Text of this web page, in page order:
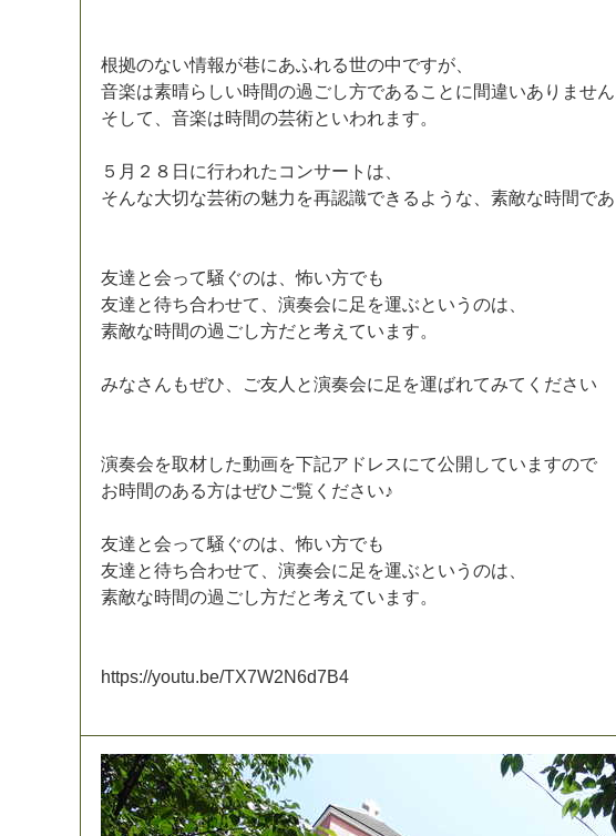
根拠のない情報が巷にあふれる世の中ですが
音楽は素晴ら しい時間の過 ごし方である こ と に 間違いあ り ま せん
そ して 音楽は時間の芸術と いわれま す。
５ 月 ２ ８ 日 に行われた コ ンサー ト は
そんな大切な芸術の魅力 を再認識でき る よ う な 素敵な時間であ
友達と会って騒 ぐのは 、怖い方でも
友達と待ち合わせて 演奏会に 足 を運ぶと い う のは
素敵な時間の過 ごし方だと考え てい ま す。
みなさ ん もぜひ ご友 人 と演奏会に 足 を運ばれてみて く ださ い
演奏会を取材した動画を下記ア ド レ スにて公開 してい ま すので
お時間のある方はぜひご覧 く ださ い♪
友達と会って騒 ぐのは 、怖い方でも
友達と待ち合わせて 演奏会に 足 を運ぶと い う のは
素敵な時間の過 ごし方だと考え てい ま す。
https://youtu.be/TX7W2N6d7B4